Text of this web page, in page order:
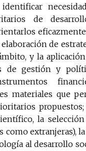
de
eficazmente
de
y la
de gestión y
materiales que
propuestos;
la
como extranjeras),
al desarrollo